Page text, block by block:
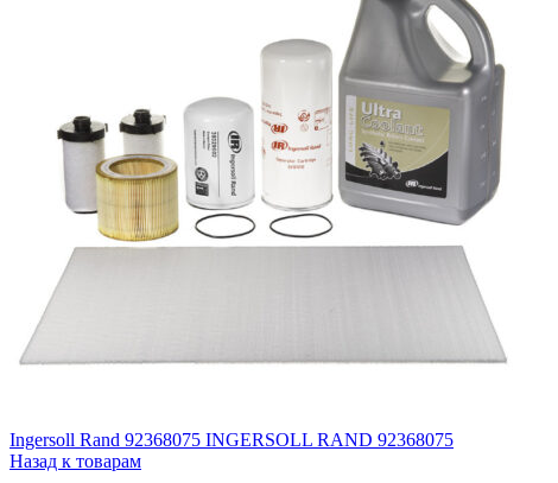
Ingersoll Rand 92368075 INGERSOLL RAND 92368075
Назад к товарам